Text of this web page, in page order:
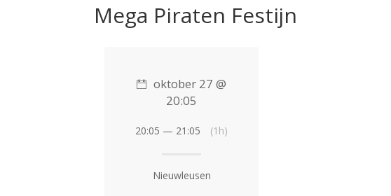
Mega Piraten Festijn
oktober 27 @
20:05
20:05 — 21:05 (1h)
Nieuwleusen